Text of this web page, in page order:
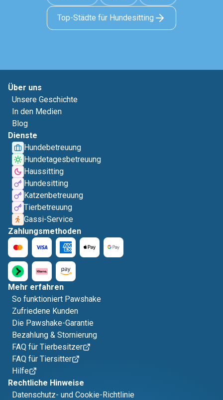
Top-Städte für Hundesitting
Über uns
Unsere Geschichte
In den Medien
Blog
Dienste
Hundebetreuung
Hundetagesbetreuung
Haussitting
Hundesitting
Katzenbetreuung
Tierbetreuung
Gassi-Service
Zahlungsmethoden
Mehr erfahren
So funktioniert Pawshake
Zufriedene Kunden
Die Pawshake-Garantie
Bezahlung & Stornierung
FAQ für Tierbesitzer
FAQ für Tiersitter
Hilfe
Rechtliche Hinweise
Datenschutz- und Cookie-Richtlinie